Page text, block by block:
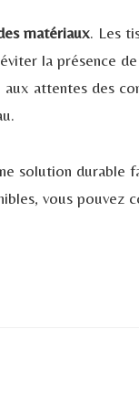
matériaux. Les
la présence de
aux attentes des
solution durable
vous pouvez